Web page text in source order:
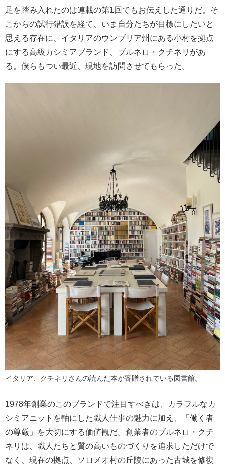
足を踏み入れたのは連載の第1回でもお伝えした通りだ。そ
こからの試行錯誤を経て、いま自分たちが目標にしたいと
思える存在に、イタリアのウンブリア州にある小村を拠点
にする高級カシミアブランド、ブルネロ・クチネリがあ
る。僕らもつい最近、現地を訪問させてもらった。
イタリア、クチネリさんの読んだ本が寄贈されている図書館。
1978年創業のこのブランドで注目すべきは、カラフルなカ
シミアニットを軸にした職人仕事の魅力に加え、「働く者
の尊厳」を大切にする価値観だ。創業者のブルネロ・クチ
ネリは、職人たちと質の高いものづくりを追求しただけで
なく、現在の拠点、ソロメオ村の丘陵にあった古城を修復